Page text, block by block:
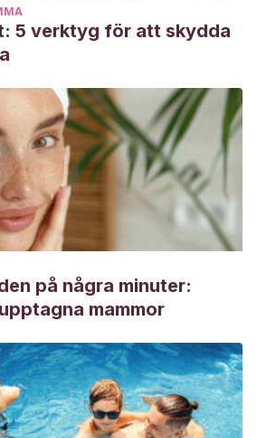
5 verktyg för att skydda
på några minuter:
mammor